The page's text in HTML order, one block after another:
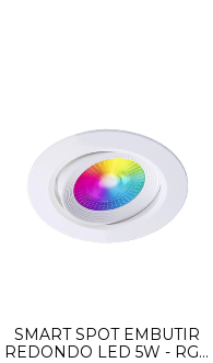
SMART SPOT EMBUTIR
REDONDO LED 5W - RGB